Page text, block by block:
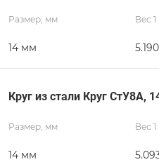
Размер, мм
14 мм
Вес 1
Круг из стали Круг СтУ8А,
Размер, мм
14 мм
Вес 1